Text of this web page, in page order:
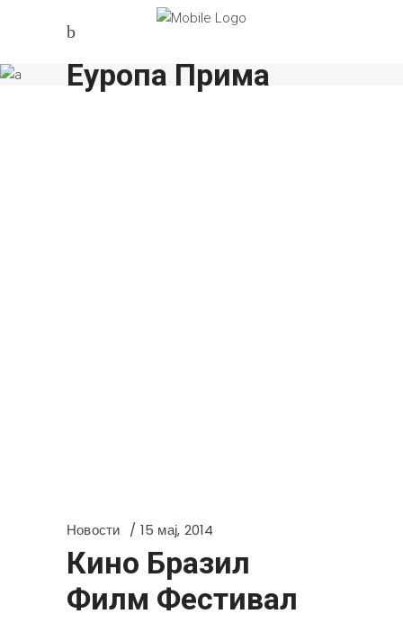
Еуропа Прима
Новости 15 мај, 2014
Кино Бразил
Филм Фестивал